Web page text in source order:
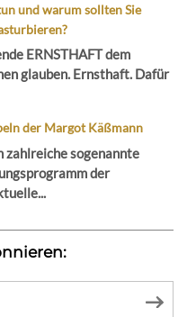
und warum sollten Sie
ERNSTHAFT dem
glauben. Ernsthaft. Dafür
der Margot Käßmann
zahlreiche sogenannte
der